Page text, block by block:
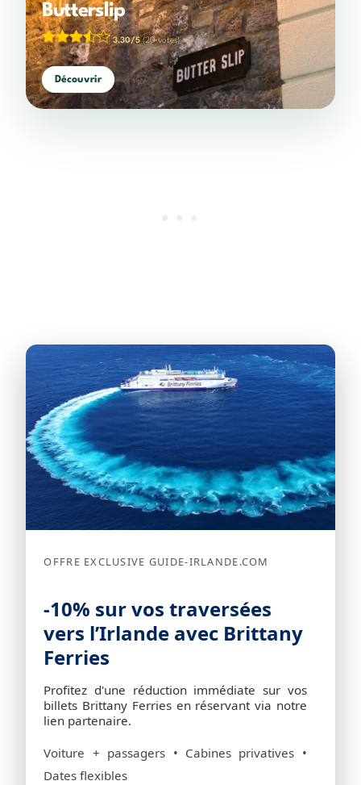
Butterslip
3,30/5 (20 votes)
Découvrir
OFFRE EXCLUSIVE GUIDE-IRLANDE.COM
-10% sur vos traversées
vers l’Irlande avec Brittany
Ferries
Profitez d'une réduction immédiate sur vos
billets Brittany Ferries en réservant via notre
lien partenaire.
Voiture + passagers • Cabines privatives •
Dates flexibles